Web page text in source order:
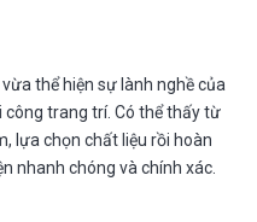
thể hiện sự lành nghề của
trang trí. Có thể thấy từ
lựa chọn chất liệu rồi hoàn
nhanh chóng và chính xác.